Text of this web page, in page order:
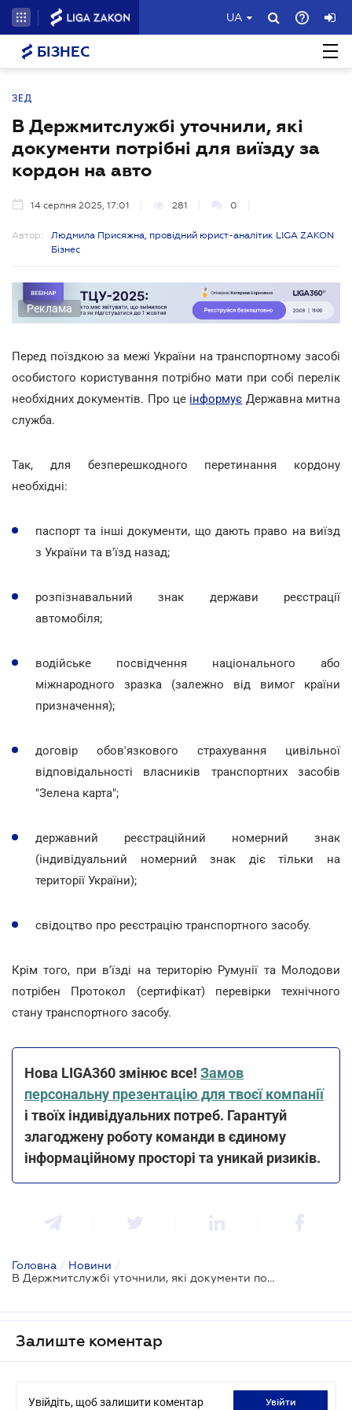
UA
БІЗНЕС
ЗЕД
В Держмитслужбі уточнили, які
документи потрібні для виїзду за
кордон на авто
14 серпня 2025, 17:01 281 0
Автор:
Людмила Присяжна, провідний юрист-аналітик LIGA ZAKON
Бізнес
Реклама
Перед поїздкою за межі України на транспортному засобі
особистого користування потрібно мати при собі перелік
необхідних документів. Про це інформує Державна митна
служба.
Так, для безперешкодного перетинання кордону
необхідні:
паспорт та інші документи, що дають право на виїзд
з України та в'їзд назад;
розпізнавальний знак держави реєстрації
автомобіля;
водійське посвідчення національного або
міжнародного зразка (залежно від вимог країни
призначення);
договір обов'язкового страхування цивільної
відповідальності власників транспортних засобів
"Зелена карта";
державний реєстраційний номерний знак
(індивідуальний номерний знак діє тільки на
території України);
свідоцтво про реєстрацію транспортного засобу.
Крім того, при в'їзді на територію Румунії та Молодови
потрібен Протокол (сертифікат) перевірки технічного
стану транспортного засобу.
Нова LIGA360 змінює все! Замов
персональну презентацію для твоєї компанії
і твоїх індивідуальних потреб. Гарантуй
злагоджену роботу команди в єдиному
інформаційному просторі та уникай ризиків.
Головна / Новини /
В Держмитслужбі уточнили, які документи потрібні для виїзду за кордон на авто
Залиште коментар
Увійдіть, щоб залишити коментар увійти